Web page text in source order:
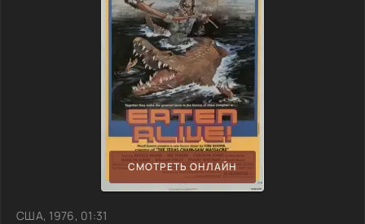
СМОТРЕТЬ ОНЛАЙН
США, 1976, 01:31